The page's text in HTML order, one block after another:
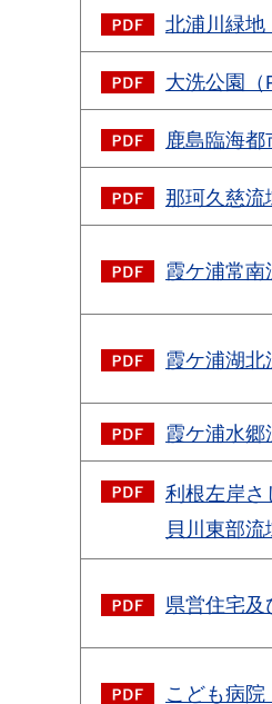
北浦川緑地
大洗公園（
鹿島臨海都
那珂久慈流
霞ケ浦常南
霞ケ浦湖北
霞ケ浦水郷
利根左岸さ
貝川東部流
県営住宅及
こども病院